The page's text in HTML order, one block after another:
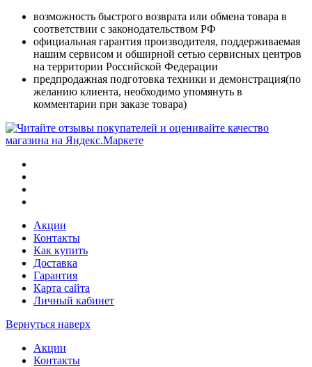
возможность быстрого возврата или обмена товара в
соответствии с законодательством РФ
официальная гарантия производителя, поддерживаемая
нашим сервисом и обширной сетью сервисных центров
на территории Российской Федерации
предпродажная подготовка техники и демонстрация(по
желанию клиента, необходимо упомянуть в
комментарии при заказе товара)
Акции
Контакты
Как купить
Доставка
Гарантия
Карта сайта
Личный кабинет
Вернуться наверх
Акции
Контакты